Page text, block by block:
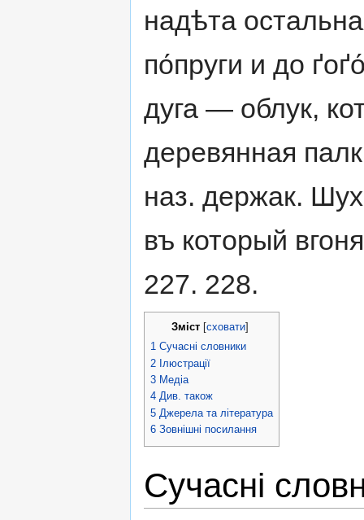
надѣта
по́пруги и до
дуга — облук,
деревянная
наз. держак.
въ который
227. 228.
Зміст сховати
1 Сучасні словники
2 Ілюстрації
3 Медіа
4 Див. також
5 Джерела та література
6 Зовнішні посилання
Сучасні